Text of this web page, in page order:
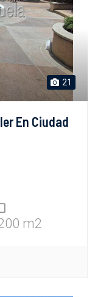
21
En Ciudad
m2